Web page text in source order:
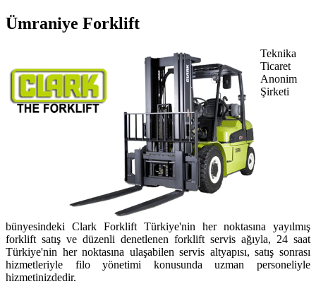
Ümraniye Forklift
Teknika
Ticaret
Anonim
Şirketi
bünyesindeki Clark Forklift Türkiye'nin her noktasına yayılmış
forklift satış ve düzenli denetlenen forklift servis ağıyla, 24 saat
Türkiye'nin her noktasına ulaşabilen servis altyapısı, satış sonrası
hizmetleriyle filo yönetimi konusunda uzman personeliyle
hizmetinizdedir.